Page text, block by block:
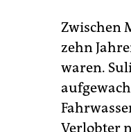
Zwischen
zehn
waren.
Verlobter